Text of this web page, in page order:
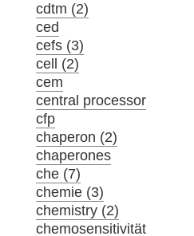
cdtm (2)
ced
cefs (3)
cell (2)
cem
central processor
cfp
chaperon (2)
chaperones
che (7)
chemie (3)
chemistry (2)
chemosensitivität